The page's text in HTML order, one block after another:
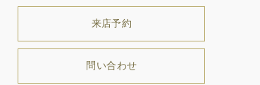
来店予約
問い合わせ